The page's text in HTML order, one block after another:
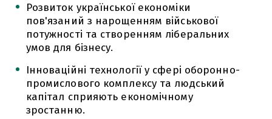
Розвиток української економіки
пов'язаний з нарощенням військової
потужності та створенням ліберальних
умов для бізнесу.
Інноваційні технології у сфері оборонно-
промислового комплексу та людський
капітал сприяють економічному
зростанню.